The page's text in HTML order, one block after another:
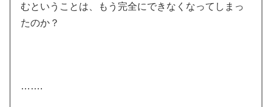
むということは、もう完全にできなくなってしまっ
たのか？
…….